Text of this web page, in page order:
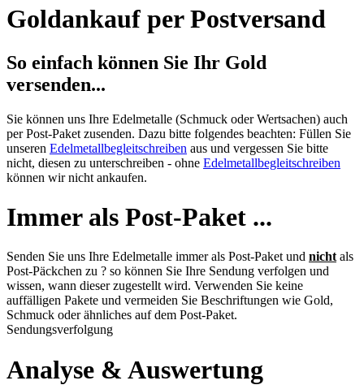
Goldankauf per Postversand
So einfach können Sie Ihr Gold
versenden...
Sie können uns Ihre Edelmetalle (Schmuck oder Wertsachen) auch
per Post-Paket zusenden. Dazu bitte folgendes beachten: Füllen Sie
unseren Edelmetallbegleitschreiben aus und vergessen Sie bitte
nicht, diesen zu unterschreiben - ohne Edelmetallbegleitschreiben
können wir nicht ankaufen.
Immer als Post-Paket ...
Senden Sie uns Ihre Edelmetalle immer als Post-Paket und nichtals
Post-Päckchen zu ? so können Sie Ihre Sendung verfolgen und
wissen, wann dieser zugestellt wird. Verwenden Sie keine
auffälligen Pakete und vermeiden Sie Beschriftungen wie Gold,
Schmuck oder ähnliches auf dem Post-Paket.
Sendungsverfolgung
Analyse & Auswertung